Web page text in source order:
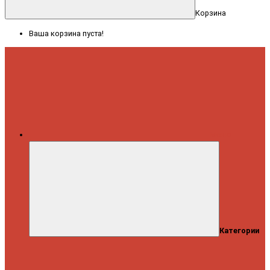
Корзина
Ваша корзина пуста!
Категории